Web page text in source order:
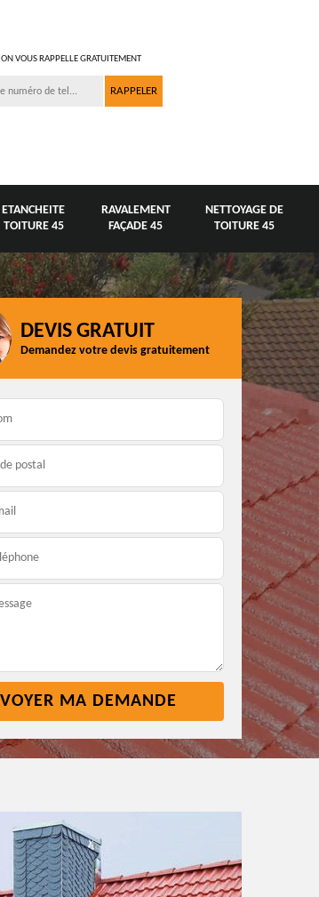
ON VOUS RAPPELLE GRATUITEMENT
ETANCHEITE
TOITURE 45
RAVALEMENT
FAÇADE 45
NETTOYAGE DE
TOITURE 45
Etancheite toiture 45
DEVIS GRATUIT
Demandez votre devis gratuitement